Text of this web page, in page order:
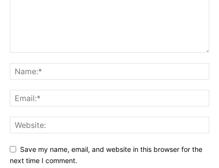
Save my name, email, and website in this browser for the
next time I comment.